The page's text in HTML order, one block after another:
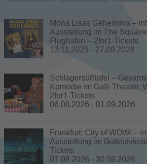
Mona Lisas Geheimnis –
Ausstellung im The
Flughafen – 2for1-Tickets
13.11.2025 - 27.09.2026
Schlagersüßtafel –
Komödie im Galli Theater,
2for1-Tickets
06.08.2026 - 01.09.2026
Frankfurt: City of WOW! –
Ausstellung im
Tickets
07.08.2026 - 30.08.2026